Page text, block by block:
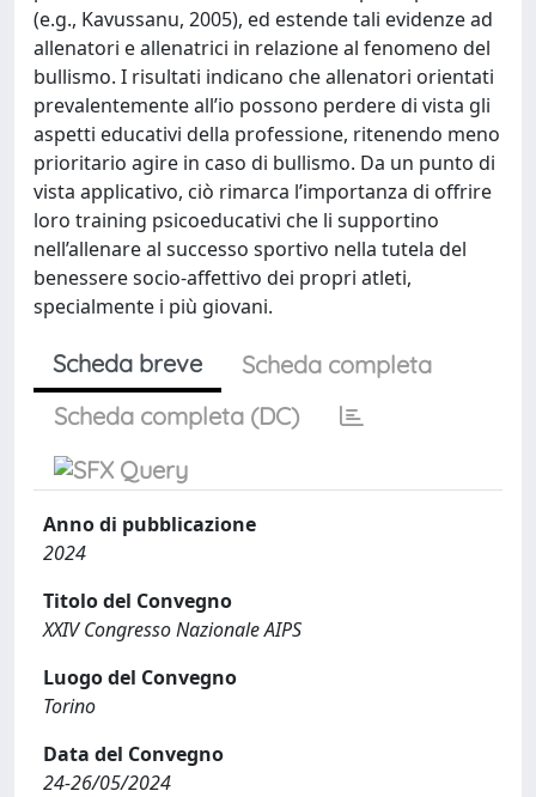
(e.g., Kavussanu, 2005), ed estende tali evidenze ad
allenatori e allenatrici in relazione al fenomeno del
bullismo. I risultati indicano che allenatori orientati
prevalentemente all’io possono perdere di vista gli
aspetti educativi della professione, ritenendo meno
prioritario agire in caso di bullismo. Da un punto di
vista applicativo, ciò rimarca l’importanza di offrire
loro training psicoeducativi che li supportino
nell’allenare al successo sportivo nella tutela del
benessere socio-affettivo dei propri atleti,
specialmente i più giovani.
Scheda breve
Scheda completa
Scheda completa (DC)
Anno di pubblicazione
2024
Titolo del Convegno
XXIV Congresso Nazionale AIPS
Luogo del Convegno
Torino
Data del Convegno
24-26/05/2024